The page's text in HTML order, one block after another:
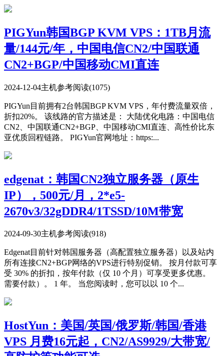
PIGYun韩国BGP KVM VPS：1TB月流
量/144元/年，中国电信CN2/中国联通
CN2+BGP/中国移动CMI直连
2024-12-04主机参考阅读(1075)
PIGYun目前拥有2台韩国BGP KVM VPS，年付费流量双倍，
折扣20%。 该线路的官方描述是： 大陆优化电路：中国电信
CN2、中国联通CN2+BGP、中国移动CMI直连、高性价比东
亚优质回程链路。 PIGYun官网地址：https:...
edgenat：韩国CN2独立服务器（原生
IP），500元/月，2*e5-
2670v3/32gDDR4/1TSSD/10M带宽
2024-09-30主机参考阅读(918)
Edgenat目前针对韩国服务器（高配置独立服务器）以及站内
所有连接CN2+BGP网络的VPS进行特别促销。 按月付款可享
受 30% 的折扣，按年付款（仅 10 个月）可享受更多优惠。
需要付款）。 1 年。 当您阅读时，您可以以 10 个...
HostYun：美国/英国/俄罗斯/韩国/香港
VPS 月费16元起，CN2/AS9929/大带宽/